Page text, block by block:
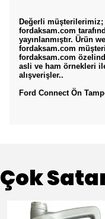
Değerli
fordaksam.com
yayınlanmıştır. Ürün
fordaksam.com
fordaksam.com
asli ve ham örnekleri
alışverişler..
Ford Connect Ön
Çok